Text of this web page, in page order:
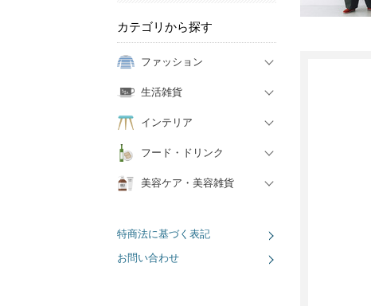
カテゴリから探す
ファッション
生活雑貨
インテリア
フード・ドリンク
美容ケア・美容雑貨
特商法に基づく表記
お問い合わせ